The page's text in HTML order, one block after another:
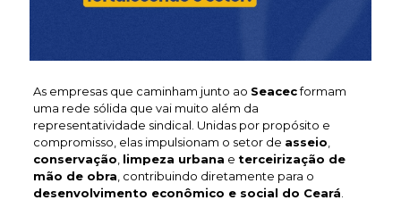
As empresas que caminham junto ao Seacecformam
uma rede sólida que vai muito além da
representatividade sindical. Unidas por propósito e
compromisso, elas impulsionam o setor de asseio
conservação limpeza urbana e terceirização de
mão de obra , contribuindo diretamente para o
desenvolvimento econômico e social do Ceará